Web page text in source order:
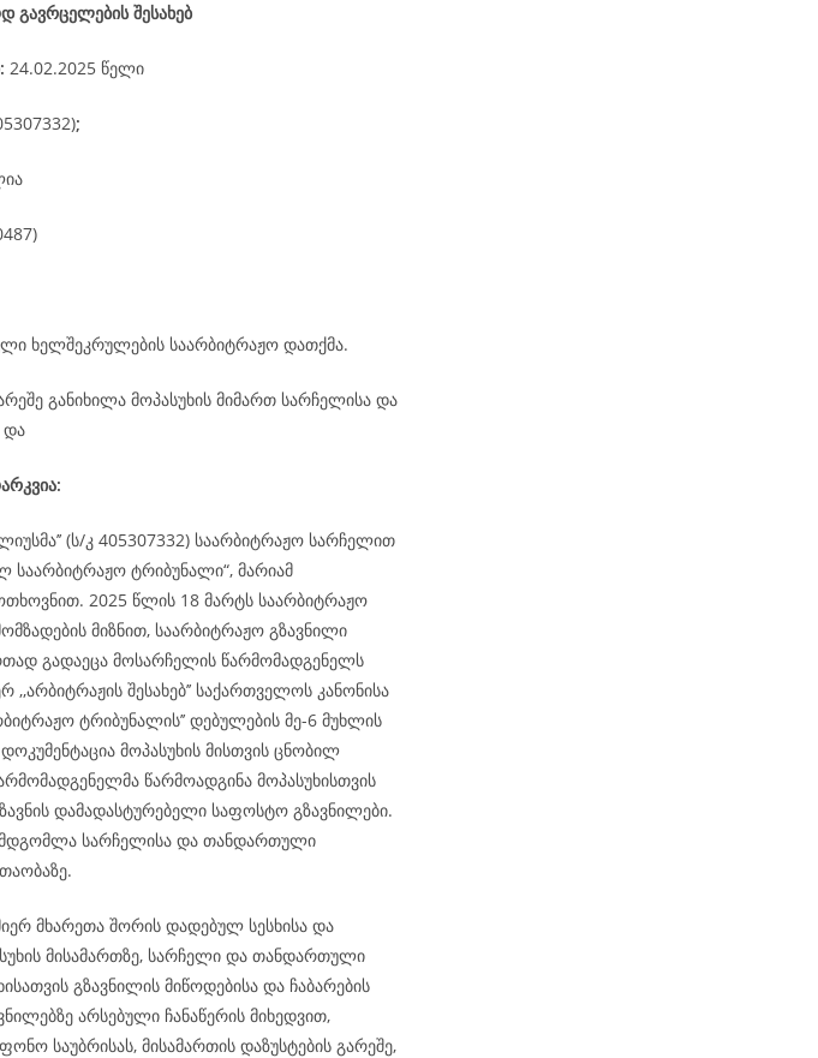
გავრცელების შესახებ
: 24.02.2025 წელი
;
ხელშეკრულების საარბიტრაჟო დათქმა.
განიხილა მოპასუხის მიმართ სარჩელისა და
და
(ს/კ 405307332) საარბიტრაჟო სარჩელით
საარბიტრაჟო ტრიბუნალი“, მარიამ
2025 წლის 18 მარტს საარბიტრაჟო
მიზნით, საარბიტრაჟო გზავნილი
გადაეცა მოსარჩელის წარმომადგენელს
შესახებ’’ საქართველოს კანონისა
ტრიბუნალის’’ დებულების მე-6 მუხლის
მოპასუხის მისთვის ცნობილ
წარმოადგინა მოპასუხისთვის
დამადასტურებელი საფოსტო გზავნილები.
სარჩელისა და თანდართული
მხარეთა შორის დადებულ სესხისა და
მისამართზე, სარჩელი და თანდართული
გზავნილის მიწოდებისა და ჩაბარების
არსებული ჩანაწერის მიხედვით,
საუბრისას, მისამართის დაზუსტების გარეშე,